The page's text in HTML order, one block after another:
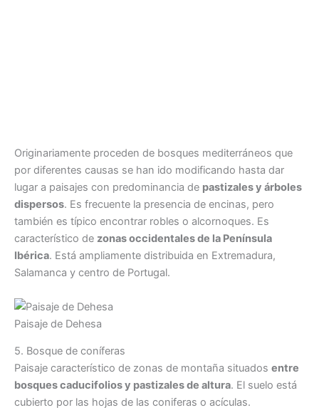
Originariamente proceden de bosques mediterráneos que
por diferentes causas se han ido modificando hasta dar
lugar a paisajes con predominancia de pastizales y árboles
dispersos. Es frecuente la presencia de encinas, pero
también es típico encontrar robles o alcornoques. Es
característico de zonas occidentales de la Península
Ibérica. Está ampliamente distribuida en Extremadura,
Salamanca y centro de Portugal.
Paisaje de Dehesa
5. Bosque de coníferas
Paisaje característico de zonas de montaña situados entre
bosques caducifolios y pastizales de altura. El suelo está
cubierto por las hojas de las coniferas o acículas.